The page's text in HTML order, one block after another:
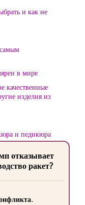
и как не
в мире
качественные
изделия из
и педикюра
отказывает
ракет?